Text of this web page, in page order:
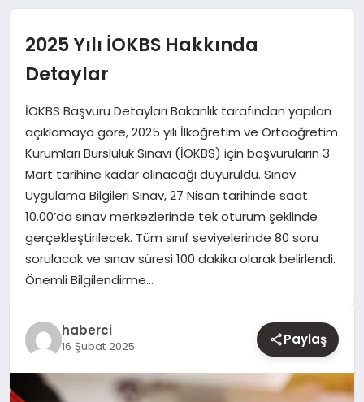
GÜNDEM
EKONOMI
TEKNOLOJI
SPOR
YAŞAM
EĞITIM
2025 Yılı İOKBS Hakkında
Detaylar
İOKBS Başvuru Detayları Bakanlık tarafından yapılan
açıklamaya göre, 2025 yılı İlköğretim ve Ortaöğretim
Kurumları Bursluluk Sınavı (İOKBS) için başvuruların 3
Mart tarihine kadar alınacağı duyuruldu. Sınav
Uygulama Bilgileri Sınav, 27 Nisan tarihinde saat
10.00’da sınav merkezlerinde tek oturum şeklinde
gerçekleştirilecek. Tüm sınıf seviyelerinde 80 soru
sorulacak ve sınav süresi 100 dakika olarak belirlendi.
Önemli Bilgilendirme…
haberci
16 Şubat 2025 Paylaş